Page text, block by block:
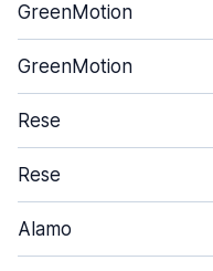
GreenMotion
GreenMotion
Rese
Rese
Alamo